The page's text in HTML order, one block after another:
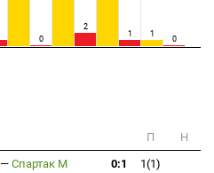
0
2
1 1
0
П
Н
— Спартак М 0:1
1(1)